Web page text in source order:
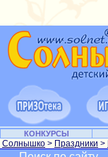
КОНКУРСЫ
Солнышко > Праздники >